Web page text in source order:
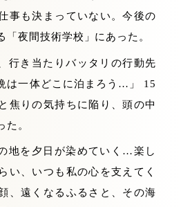
事も決まっていない。今後の
「夜間技術学校」にあった。
行き当たりバッタリの行動先
は一体どこに泊まろう…」 15
焦りの気持ちに陥り、頭の中
た。
地を夕日が染めていく…楽し
い、いつも私の心を支えてく
、遠くなるふるさと、その海